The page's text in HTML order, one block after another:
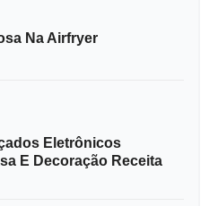
Na Airfryer
Eletrônicos
E Decoração Receita